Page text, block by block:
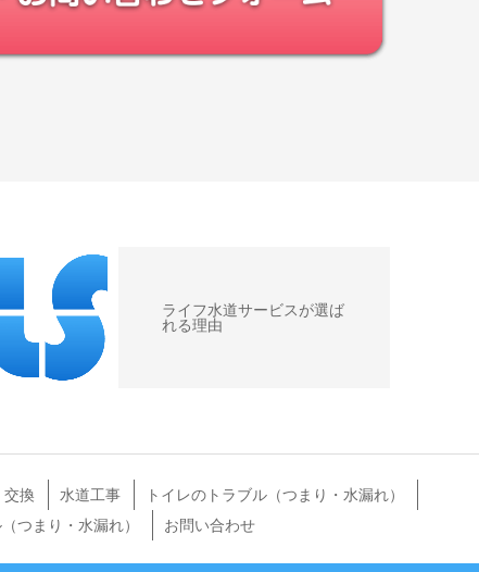
ライフ水道サービスが選ば
れる理由
換 水道工事
トイレのトラブル（つまり・水漏れ）
つまり・水漏れ） お問い合わせ